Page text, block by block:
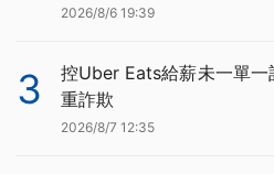
2026/8/6 19:39
3
控Uber Eats給薪未一單
重詐欺
2026/8/7 12:35